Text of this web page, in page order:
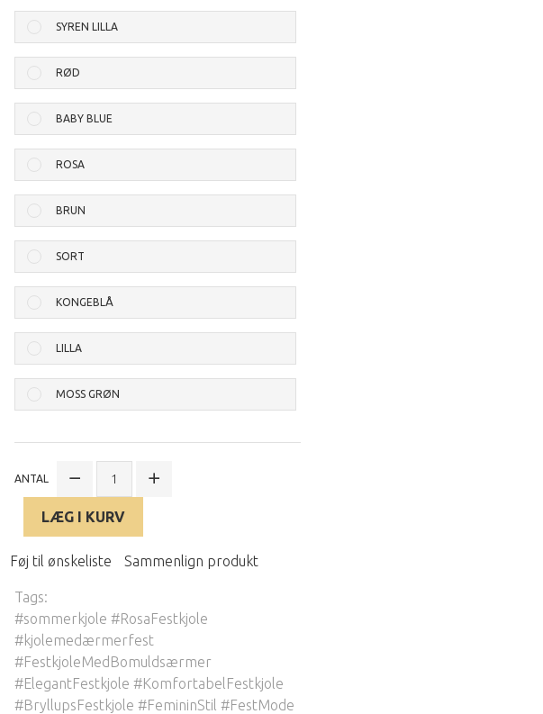
SYREN LILLA
RØD
BABY BLUE
ROSA
BRUN
SORT
KONGEBLÅ
LILLA
MOSS GRØN
ANTAL
LÆG I KURV
Føj til ønskeliste Sammenlign produkt
Tags:
#sommerkjole #RosaFestkjole
#kjolemedærmerfest
#FestkjoleMedBomuldsærmer
#ElegantFestkjole #KomfortabelFestkjole
#BryllupsFestkjole #FemininStil #FestMode